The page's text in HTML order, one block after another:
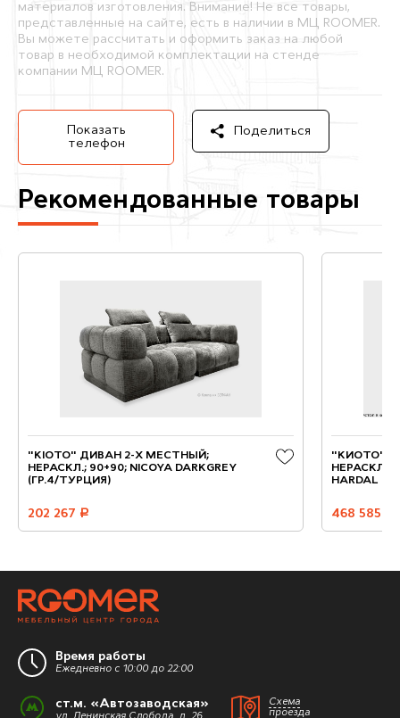
материалов изготовления. Внимание! Не все товары,
представленные на сайте, есть в наличии в МЦ ROOMER.
Вы можете рассчитать и оформить заказ на любой
товар в необходимой комплектации на стенде
компании МЦ ROOMER.
Показать
телефон
Поделиться
Рекомендованные товары
"KIOTO" ДИВАН 2-Х МЕСТНЫЙ;
НЕРАСКЛ.; 90+90; NICOYA DARKGREY
(ГР.4/ТУРЦИЯ)
202 267 руб.
"КИОТО"
НЕРАСКЛ.;
HARDAL
468 585
Время работы
Ежедневно с 10:00 до 22:00
ст.м. «Автозаводская»
Схема
проезда